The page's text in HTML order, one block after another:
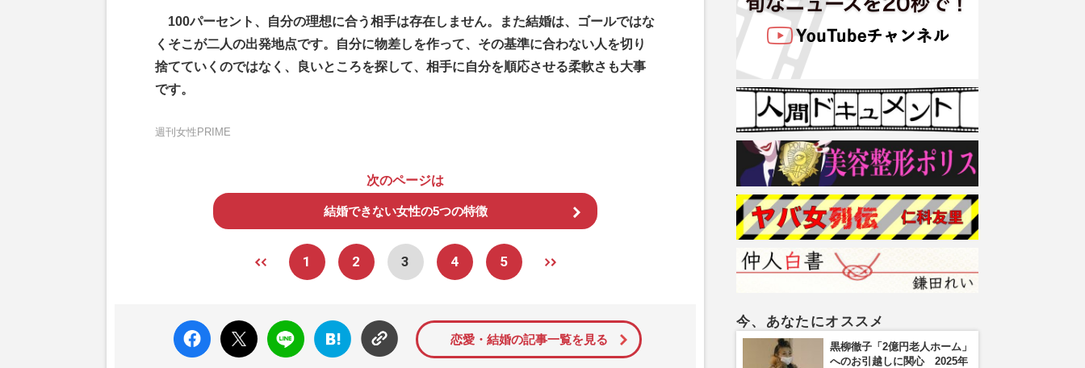
100パーセント、自分の理想に合う相手は存在しません。また結婚は、ゴールではな
くそこが二人の出発地点です。自分に物差しを作って、その基準に合わない人を切り
捨てていくのではなく、良いところを探して、相手に自分を順応させる柔軟さも大事
です。
週刊女性PRIME
次のページは
結婚できない女性の5つの特徴
1 2 3 4 5
faceboo
k いい
ね
X ポス
ト
LINE
はてな
ブック
マーク
恋愛・結婚の記事一覧を見る
今、あなたにオススメ
黒柳徹子「2億円老人ホーム」
へのお引越しに関心 2025年